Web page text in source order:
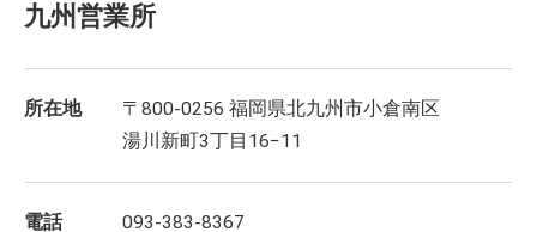
九州営業所
所在地
〒800-0256 福岡県北九州市小倉南区
湯川新町3丁目16−11
電話 093-383-8367